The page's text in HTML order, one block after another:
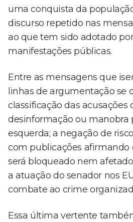
uma conquista da
discurso repetido nas
ao que tem sido adotado
manifestações públicas.
Entre as mensagens que
linhas de argumentação se
classificação das acusações
desinformação ou manobra
esquerda; a negação de
com publicações afirmando
será bloqueado nem
a atuação do senador nos
combate ao crime
Essa última vertente